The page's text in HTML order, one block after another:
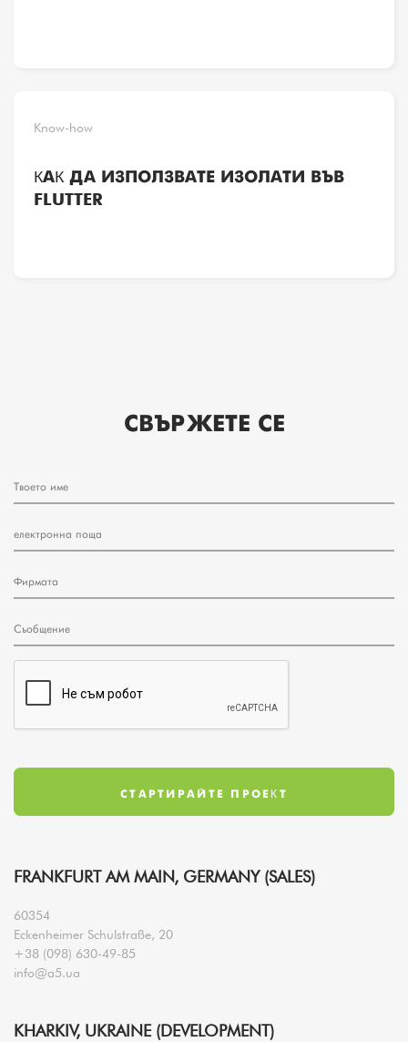
Know-how
КАК ДА ИЗПОЛЗВАТЕ ИЗОЛАТИ ВЪВ
FLUTTER
СВЪРЖЕТЕ СЕ
FRANKFURT AM MAIN, GERMANY (SALES)
60354
Eckenheimer Schulstraße, 20
+38 (098) 630-49-85
info@a5.ua
KHARKIV, UKRAINE (DEVELOPMENT)